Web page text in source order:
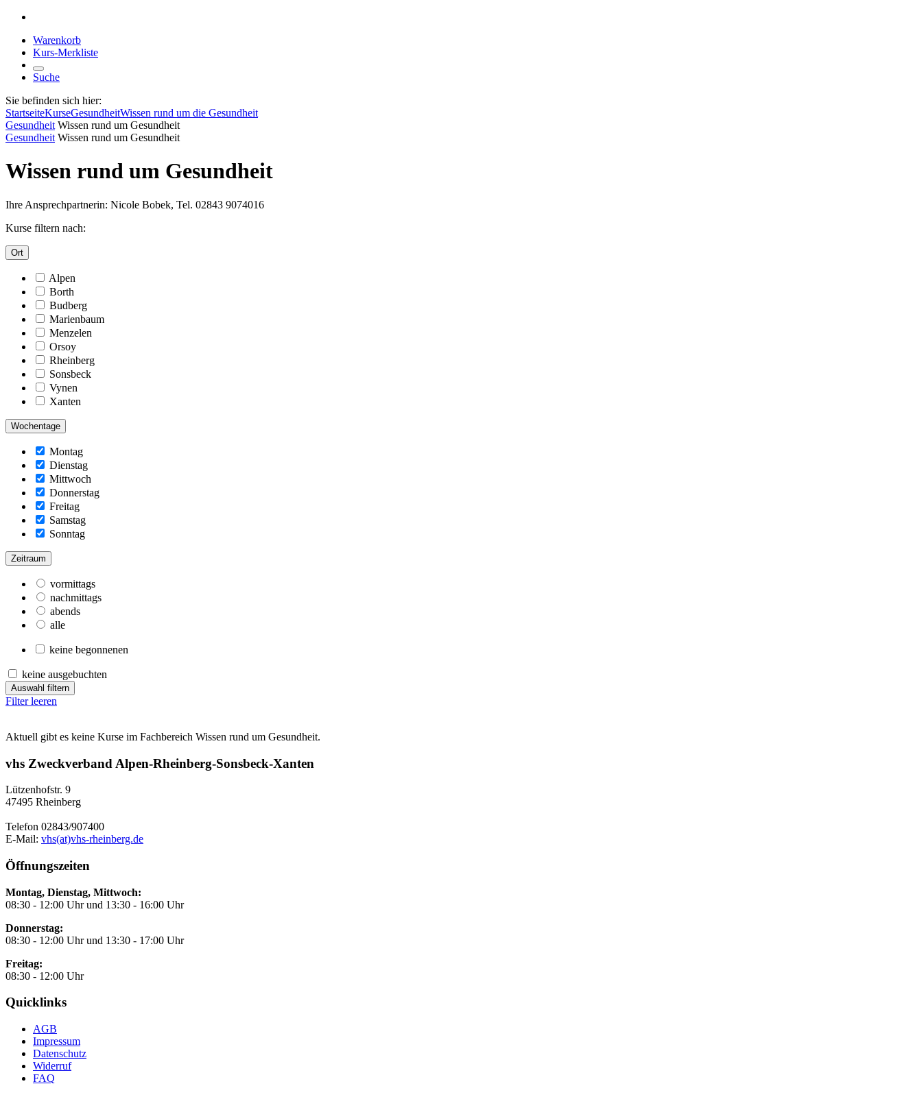
Warenkorb
Kurs-Merkliste
Suche
Sie befinden sich hier:
StartseiteKurseGesundheitWissen rund um die Gesundheit
Gesundheit Wissen rund um Gesundheit
Gesundheit Wissen rund um Gesundheit
Wissen rund um Gesundheit
Ihre Ansprechpartnerin: Nicole Bobek, Tel. 02843 9074016
Kurse filtern nach:
Ort
Alpen
Borth
Budberg
Marienbaum
Menzelen
Orsoy
Rheinberg
Sonsbeck
Vynen
Xanten
Wochentage
Montag
Dienstag
Mittwoch
Donnerstag
Freitag
Samstag
Sonntag
Zeitraum
vormittags
nachmittags
abends
alle
keine begonnenen
keine ausgebuchten
Auswahl filtern
Filter leeren
Aktuell gibt es keine Kurse im Fachbereich Wissen rund um Gesundheit.
vhs Zweckverband Alpen-Rheinberg-Sonsbeck-Xanten
Lützenhofstr. 9
47495 Rheinberg
Telefon 02843/907400
E-Mail: vhs(at)vhs-rheinberg.de
Öffnungszeiten
Montag, Dienstag, Mittwoch:
08:30 - 12:00 Uhr und 13:30 - 16:00 Uhr
Donnerstag:
08:30 - 12:00 Uhr und 13:30 - 17:00 Uhr
Freitag:
08:30 - 12:00 Uhr
Quicklinks
AGB
Impressum
Datenschutz
Widerruf
FAQ